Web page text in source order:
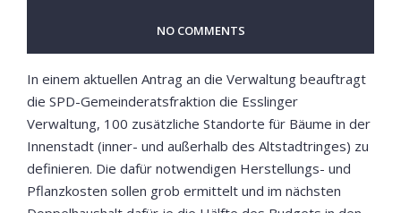
NO COMMENTS
In einem aktuellen Antrag an die Verwaltung beauftragt
die SPD-Gemeinderatsfraktion die Esslinger
Verwaltung, 100 zusätzliche Standorte für Bäume in der
Innenstadt (inner- und außerhalb des Altstadtringes) zu
definieren. Die dafür notwendigen Herstellungs- und
Pflanzkosten sollen grob ermittelt und im nächsten